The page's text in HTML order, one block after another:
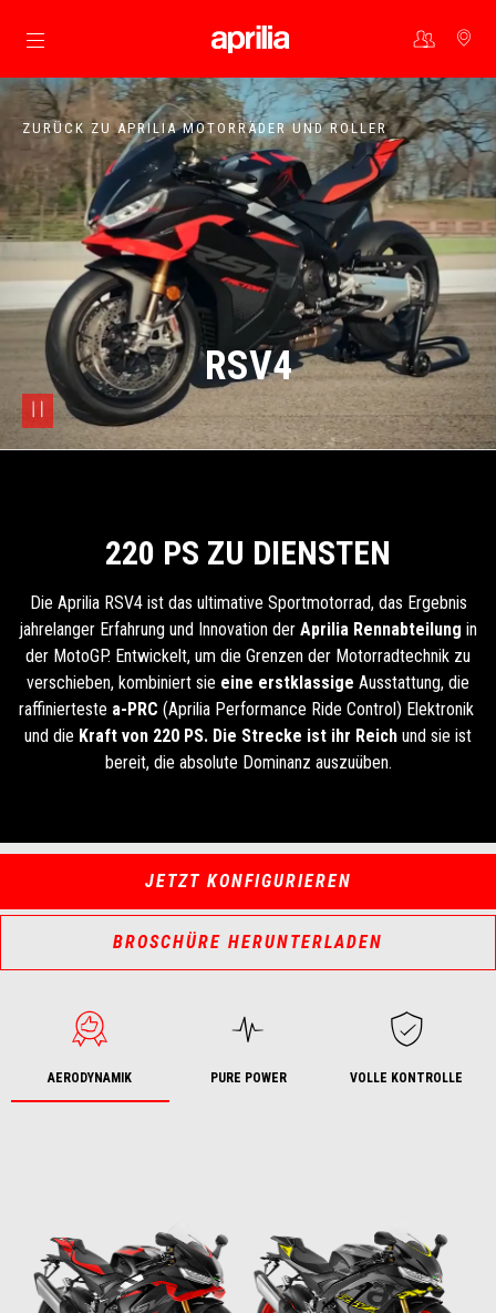
Skip to content
ZURÜCK ZU APRILIA MOTORRÄDER UND ROLLER
pause
RSV4
220 PS ZU DIENSTEN
Die Aprilia RSV4 ist das ultimative Sportmotorrad, das Ergebnis
jahrelanger Erfahrung und Innovation der Aprilia Rennabteilung in
der MotoGP. Entwickelt, um die Grenzen der Motorradtechnik zu
verschieben, kombiniert sie eine erstklassige Ausstattung, die
raffinierteste a-PRC (Aprilia Performance Ride Control) Elektronik
und die Kraft von 220 PS. Die Strecke ist ihr Reich und sie ist
bereit, die absolute Dominanz auszuüben.
JETZT KONFIGURIEREN
BROSCHÜRE HERUNTERLADEN
AERODYNAMIK PURE POWER VOLLE KONTROLLE